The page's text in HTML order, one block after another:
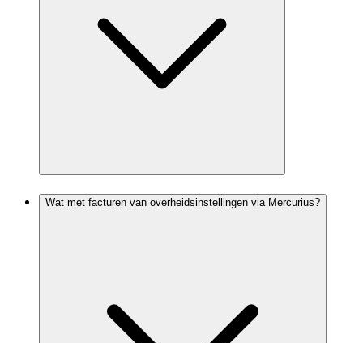
Wat met facturen van overheidsinstellingen via Mercurius?